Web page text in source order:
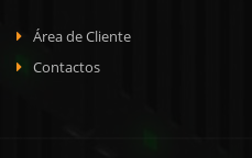
Área de Cliente
Contactos